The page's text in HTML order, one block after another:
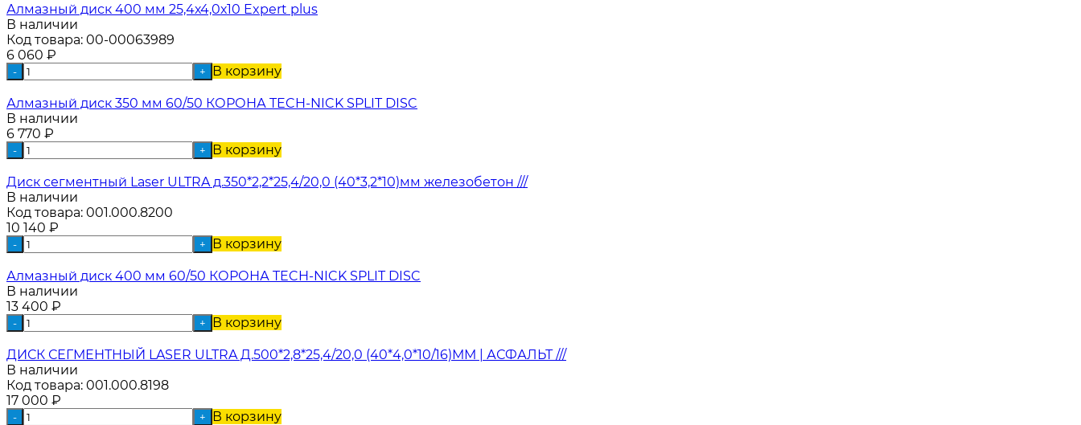
Алмазный диск 400 мм 25,4х4,0х10 Expert plus
В наличии
Код товара: 00-00063989
6 060 ₽
- + В корзину
Алмазный диск 350 мм 60/50 КОРОНА TECH-NICK SPLIT DISC
В наличии
6 770 ₽
- + В корзину
Диск сегментный Laser ULTRA д.350*2,2*25,4/20,0 (40*3,2*10)мм железобетон ///
В наличии
Код товара: 001.000.8200
10 140 ₽
- + В корзину
Алмазный диск 400 мм 60/50 КОРОНА TECH-NICK SPLIT DISC
В наличии
13 400 ₽
- + В корзину
ДИСК СЕГМЕНТНЫЙ LASER ULTRA Д.500*2,8*25,4/20,0 (40*4,0*10/16)ММ | АСФАЛЬТ ///
В наличии
Код товара: 001.000.8198
17 000 ₽
- + В корзину